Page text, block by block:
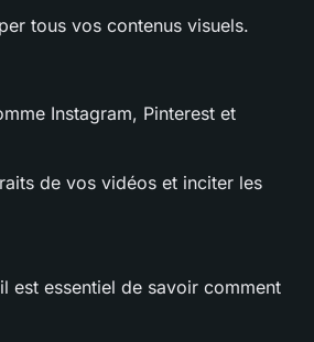
tous vos contenus visuels.
Instagram, Pinterest et
de vos vidéos et inciter les
est essentiel de savoir comment